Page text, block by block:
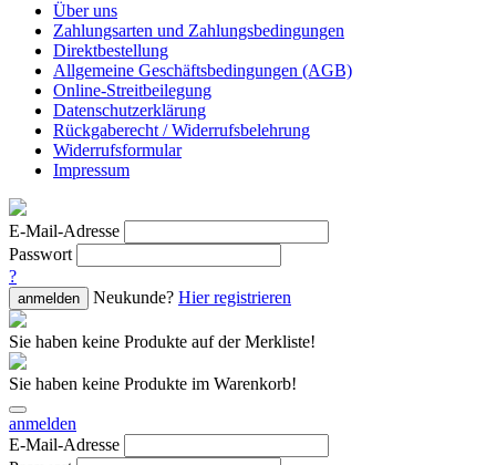
Über uns
Zahlungsarten und Zahlungsbedingungen
Direktbestellung
Allgemeine Geschäftsbedingungen (AGB)
Online-Streitbeilegung
Datenschutzerklärung
Rückgaberecht / Widerrufsbelehrung
Widerrufsformular
Impressum
E-Mail-Adresse
Passwort
?
anmelden Neukunde? Hier registrieren
Sie haben keine Produkte auf der Merkliste!
Sie haben keine Produkte im Warenkorb!
anmelden
E-Mail-Adresse